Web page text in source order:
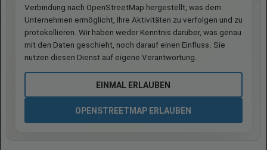
Verbindung nach OpenStreetMap hergestellt, was dem
Unternehmen ermöglicht, Ihre Aktivitäten zu verfolgen und zu
protokollieren. Wir haben weder Kenntnis darüber, was genau
mit den Daten geschieht, noch darauf einen Einfluss. Sie
nutzen diesen Dienst auf eigene Verantwortung.
EINMAL ERLAUBEN
OPENSTREETMAP ERLAUBEN